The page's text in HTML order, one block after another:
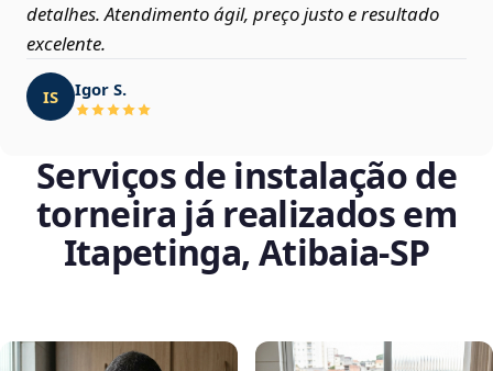
detalhes. Atendimento ágil, preço justo e resultado
excelente.
IS Igor S.
Serviços de instalação de
torneira já realizados em
Itapetinga, Atibaia‑SP